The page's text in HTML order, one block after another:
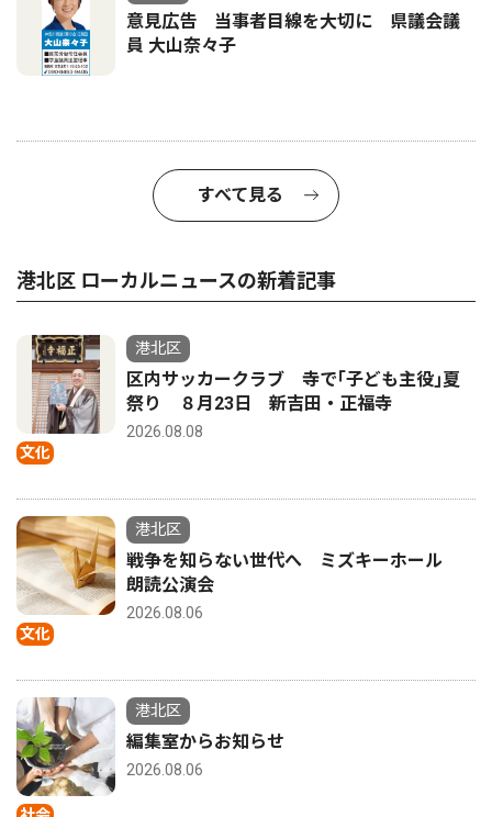
意見広告 当事者目線を大切に 県議会議
員 大山奈々子
すべて見る
港北区 ローカルニュースの新着記事
文化
港北区
区内サッカークラブ 寺で｢子ども主役｣夏
祭り ８月23日 新吉田・正福寺
2026.08.08
文化
港北区
戦争を知らない世代へ ミズキーホール
朗読公演会
2026.08.06
港北区
編集室からお知らせ
2026.08.06